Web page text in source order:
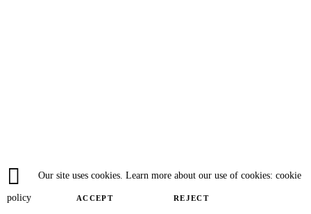
Our site uses cookies. Learn more about our use of cookies: cookie
policy ACCEPT REJECT